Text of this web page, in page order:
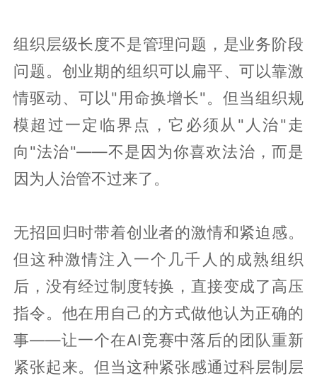
组织层级长度不是管理问题，是业务阶段
问题。创业期的组织可以扁平、可以靠激
情驱动、可以"用命换增长"。但当组织规
模超过一定临界点，它必须从"人治"走
向"法治"——不是因为你喜欢法治，而是
因为人治管不过来了。
无招回归时带着创业者的激情和紧迫感。
但这种激情注入一个几千人的成熟组织
后，没有经过制度转换，直接变成了高压
指令。他在用自己的方式做他认为正确的
事——让一个在AI竞赛中落后的团队重新
紧张起来。但当这种紧张感通过科层制层